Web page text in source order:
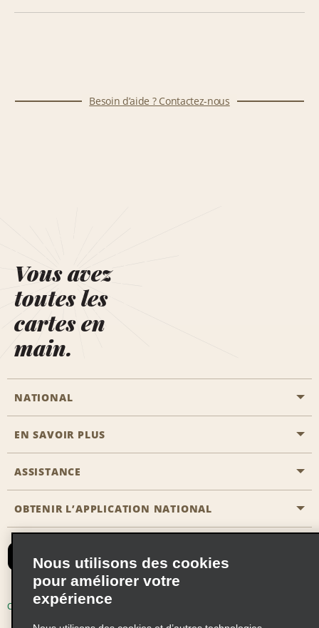
Besoin d’aide ? Contactez-nous
Vous avez
toutes les
cartes en
main.
NATIONAL
Passer une réservation
Solutions pour les professionnels
EN SAVOIR PLUS
Carrière
ASSISTANCE
Accessibilité
Nous contacter
Recevoir des offres par email
OBTENIR L’APPLICATION NATIONAL
Conditions d’utilisation
Nous utilisons des cookies
pour améliorer votre
expérience